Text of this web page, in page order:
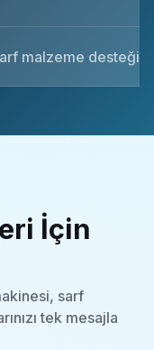
malzeme desteği
İçin
sarf
tek mesajla